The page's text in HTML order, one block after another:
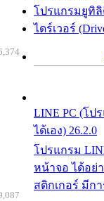
โปรแกรมยูทิ
ไดร์เวอร์
LINE PC (โป
ได้เอง) 26.2.0
โปรแกรม
หน้าจอ ได้อย่
สติกเกอร์ มีก